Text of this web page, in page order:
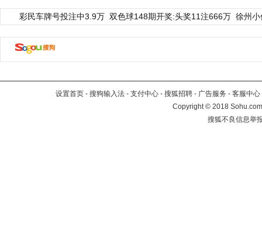
彩民车牌号投注中3.9万 双色球148期开奖:头奖11注666万 徐州
设置首页 - 搜狗输入法 - 支付中心 - 搜狐招聘 - 广告服务 - 客服中心
Copyright©2018
搜狐不良信息举